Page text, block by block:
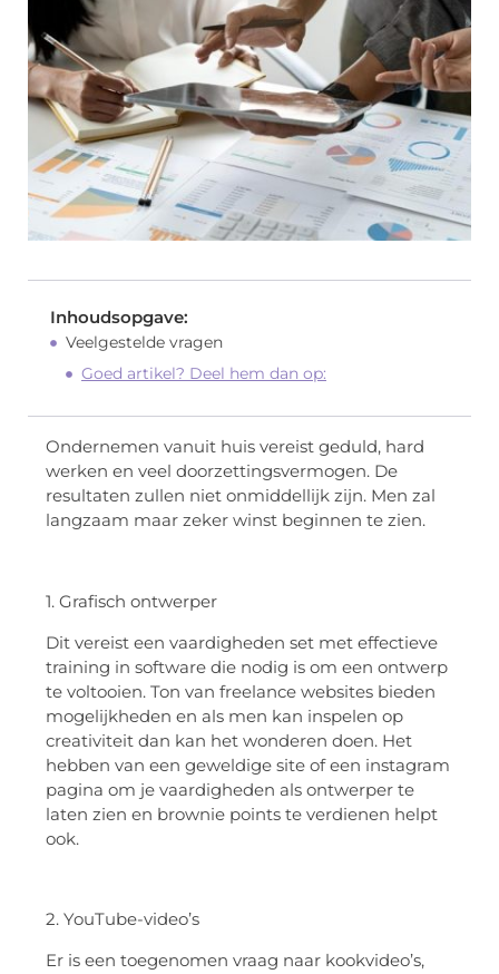
Inhoudsopgave:
Veelgestelde vragen
Goed artikel? Deel hem dan op:
Ondernemen vanuit huis vereist geduld, hard
werken en veel doorzettingsvermogen. De
resultaten zullen niet onmiddellijk zijn. Men zal
langzaam maar zeker winst beginnen te zien.
1. Grafisch ontwerper
Dit vereist een vaardigheden set met effectieve
training in software die nodig is om een ontwerp
te voltooien. Ton van freelance websites bieden
mogelijkheden en als men kan inspelen op
creativiteit dan kan het wonderen doen. Het
hebben van een geweldige site of een instagram
pagina om je vaardigheden als ontwerper te
laten zien en brownie points te verdienen helpt
ook.
2. YouTube-video’s
Er is een toegenomen vraag naar kookvideo’s,